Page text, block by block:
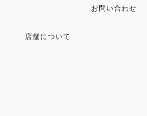
お問い合わせ
店舗について